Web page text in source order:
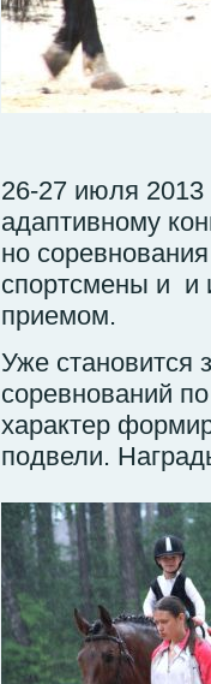
26-27 июля
адаптивному
но
спортсмены и и
приемом.
Уже становится
соревнований
характер
подвели.